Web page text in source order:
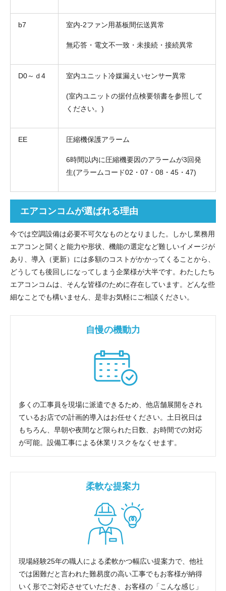
b7 室内-2ファン用基板間伝送異常
無応答・電文不一致・未接続・接続異常
D0～ｄ4 室内ユニット冷媒漏えいセンサー異常
(室内ユニットの据付点検要領書を参照して
ください。)
EE 圧縮機保護アラーム
6時間以内に圧縮機要因のアラームが3回発
生(アラームコード02・07・08・45・47)
エアコンコムが選ばれる理由
今では空調設備は必要不可欠なものとなりました。しかし業務用
エアコンと聞くと能力や形状、機能の選定など難しいイメージが
あり、導入（更新）には多額のコストがかかってくることから、
どうしても後回しになってしまう企業様が大半です。わたしたち
エアコンコムは、そんな皆様のために存在しています。どんな些
細なことでも構いません、是非お気軽にご相談ください。
自慢の機動力
多くの工事員を現場に派遣できるため、他店舗展開をされ
ているお店での計画的導入はお任せください。土日祝日は
もちろん、早朝や夜間など限られた日数、お時間での対応
が可能。設備工事による休業リスクをなくせます。
柔軟な提案力
現場経験25年の職人による柔軟かつ幅広い提案力で、他社
では困難だと言われた難易度の高い工事でもお客様が納得
いく形でご対応させていただき、お客様の「こんな感じ」